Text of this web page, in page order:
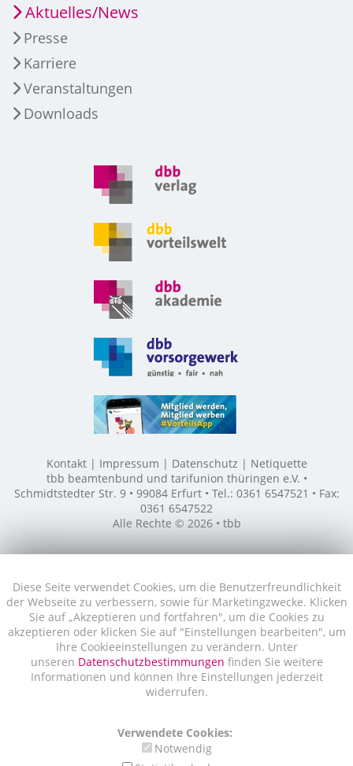
Diese Seite verwendet Cookies, um die Benutzerfreundlichkeit
der Webseite zu verbessern, sowie für Marketingzwecke. Klicken
Sie auf „Akzeptieren und fortfahren", um die Cookies zu
akzeptieren oder klicken Sie auf "Einstellungen bearbeiten", um
Ihre Cookieeinstellungen zu verändern. Unter
unseren Datenschutzbestimmungen finden Sie weitere
Informationen und können Ihre Einstellungen jederzeit
widerrufen.
Verwendete Cookies:
Notwendig
Aktuelles/News
Presse
Karriere
Veranstaltungen
Downloads
Kontakt Impressum Datenschutz
Netiquette
tbb beamtenbund und tarifunion thüringen e.V. •
Schmidtstedter Str. 9 • 99084 Erfurt • Tel.: 0361 6547521 • Fax:
0361 6547522
Alle Rechte © 2026 • tbb